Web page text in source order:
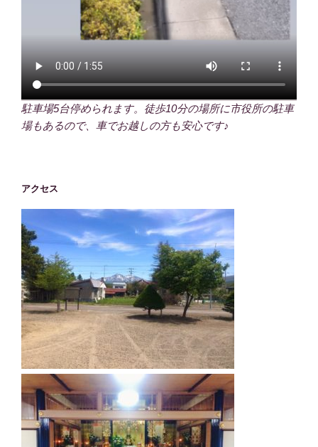
駐車場5台停められます。徒歩10分の場所に市役所の駐車
場もあるので、車でお越しの方も安心です♪
アクセス